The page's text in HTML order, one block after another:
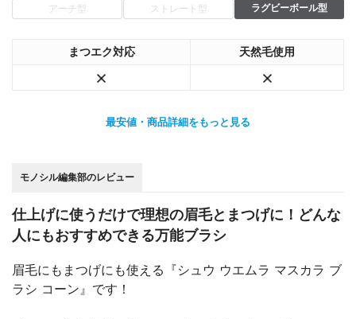
アーチ型 ストレート型 ラグビーボール型
まつエク対応 天然毛使用
最安値・商品詳細をもっと見る
モノシル編集部のレビュー
仕上げに使うだけで理想の眉毛とまつげに！どんな
人にもおすすめできる万能ブラシ
眉毛にもまつげにも使える『シュウ ウエムラ マスカラ ブ
ラシ コーン』です！